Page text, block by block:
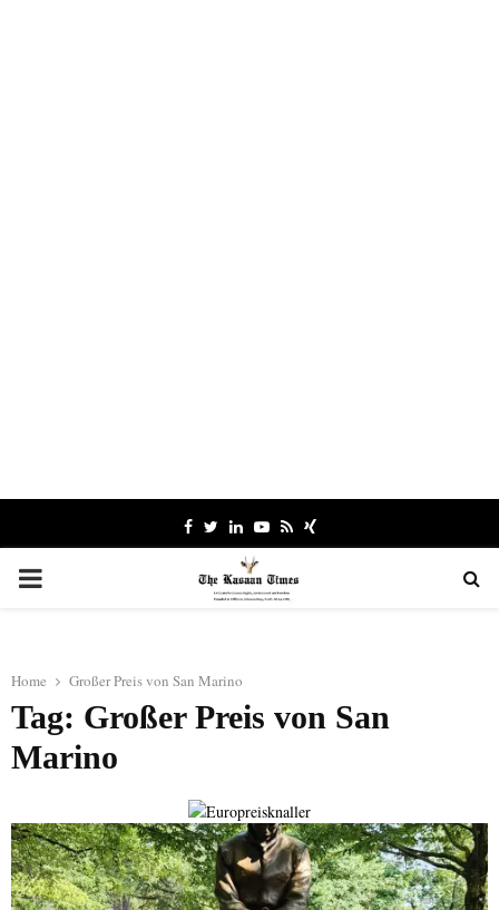
Facebook
TwitterLinkedinYoutube
RssXing
PRIMARY
Home Großer Preis von San Marino
Tag: Großer Preis von San
Marino